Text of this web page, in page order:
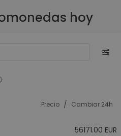
hoy
Precio / Cambiar 24h
56171.00 EUR